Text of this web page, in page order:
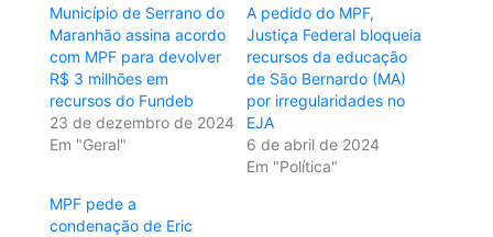
Município de Serrano do
Maranhão assina acordo
com MPF para devolver
R$ 3 milhões em
recursos do Fundeb
23 de dezembro de 2024
Em "Geral"
A pedido do MPF,
Justiça Federal bloqueia
recursos da educação
de São Bernardo (MA)
por irregularidades no
EJA
6 de abril de 2024
Em "Política"
MPF pede a
condenação de Eric